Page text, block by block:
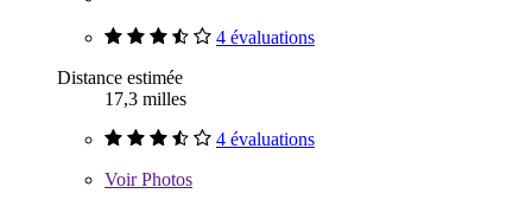
4 évaluations
Distance estimée
17,3 milles
4 évaluations
VoirPhotos